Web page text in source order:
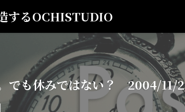
するOCHISTUDIO
でも休みではない？ 2004/11/